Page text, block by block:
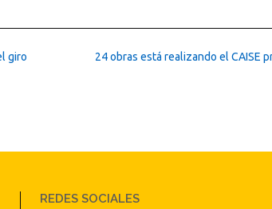
24 obras está realizando el CAISE
giro
REDES SOCIALES